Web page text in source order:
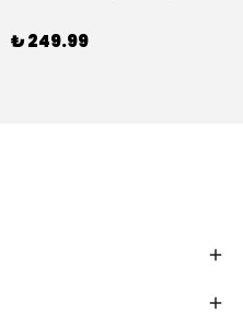
₺ 249.99